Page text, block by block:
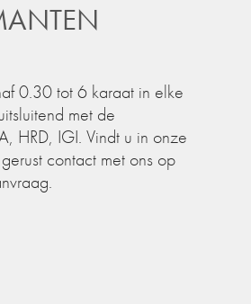
0.30 tot 6 karaat in elke
met de
HRD, IGI. Vindt u in onze
contact met ons op